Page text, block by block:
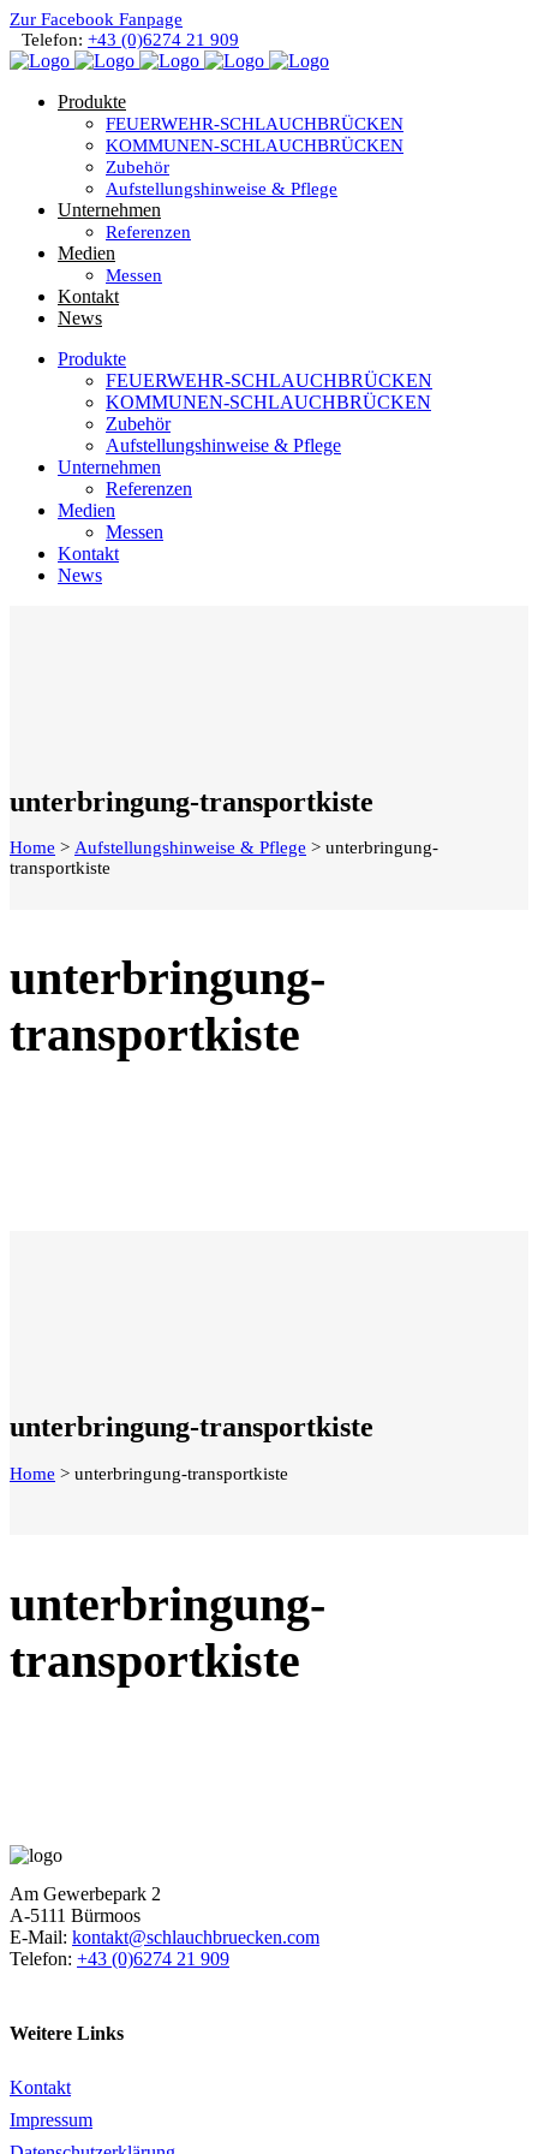
Zur Facebook Fanpage
Telefon: +43 (0)6274 21 909
Produkte
FEUERWEHR-SCHLAUCHBRÜCKEN
KOMMUNEN-SCHLAUCHBRÜCKEN
Zubehör
Aufstellungshinweise & Pflege
Unternehmen
Referenzen
Medien
Messen
Kontakt
News
Produkte
FEUERWEHR-SCHLAUCHBRÜCKEN
KOMMUNEN-SCHLAUCHBRÜCKEN
Zubehör
Aufstellungshinweise & Pflege
Unternehmen
Referenzen
Medien
Messen
Kontakt
News
unterbringung-transportkiste
Home > Aufstellungshinweise & Pflege > unterbringung-
transportkiste
unterbringung-
transportkiste
unterbringung-transportkiste
Home > unterbringung-transportkiste
unterbringung-
transportkiste
Am Gewerbepark 2
A-5111 Bürmoos
E-Mail: kontakt@schlauchbruecken.com
Telefon: +43 (0)6274 21 909
Weitere Links
Kontakt
Impressum